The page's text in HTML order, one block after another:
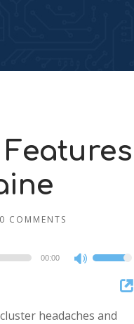
0 COMMENTS
00:00
Use
Up/Down
keys
headaches and